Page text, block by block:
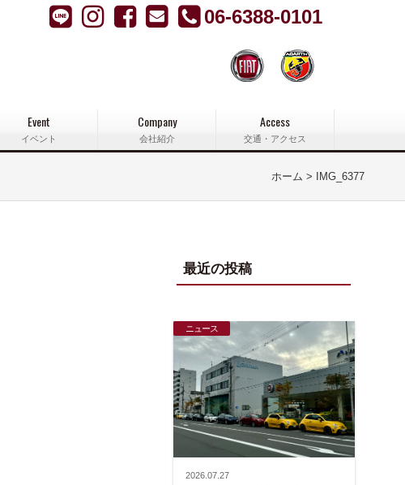
06-6388-0101
Event
イベント
Company
会社紹介
Access
交通・アクセス
ホーム IMG_6377
最近の投稿
ニュース
2026.07.27